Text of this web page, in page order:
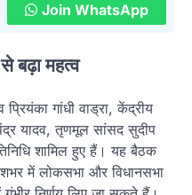
Join WhatsApp
बढ़ा महत्व
गांधी वाड्रा, केंद्रीय
यादव, तृणमूल सांसद सुदीप
शामिल हुए हैं। यह बैठक
में लोकसभा और विधानसभा